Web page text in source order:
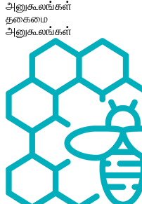
அனுகூலங்கள்
தகைமை
அனுகூலங்கள்